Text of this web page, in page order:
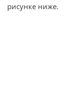
рисунке ниже.